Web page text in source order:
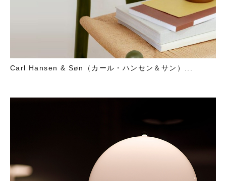
Carl Hansen & Søn（カール・ハンセン＆サン）...